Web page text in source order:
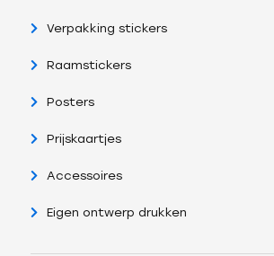
Verpakking stickers
Raamstickers
Posters
Prijskaartjes
Accessoires
Eigen ontwerp drukken